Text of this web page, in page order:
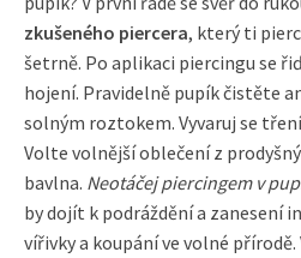
zkušeného piercera, který ti
šetrně. Po aplikaci piercingu se
hojení. Pravidelně pupík čistěte
solným roztokem. Vyvaruj se
Volte volnější oblečení z
bavlna. Neotáčej piercingem v
by dojít k podráždění a zanesení
vířivky a koupání ve volné